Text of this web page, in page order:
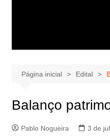
Página inicial Edital
Balanço
Pablo Nogueira 3 de